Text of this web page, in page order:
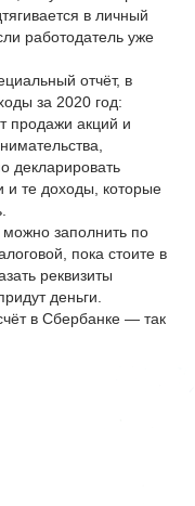
в личный
работодатель уже
отчёт, в
за 2020 год:
продажи акций и
декларировать
и те доходы, которые
можно заполнить по
пока стоите в
реквизиты
деньги.
в Сбербанке — так